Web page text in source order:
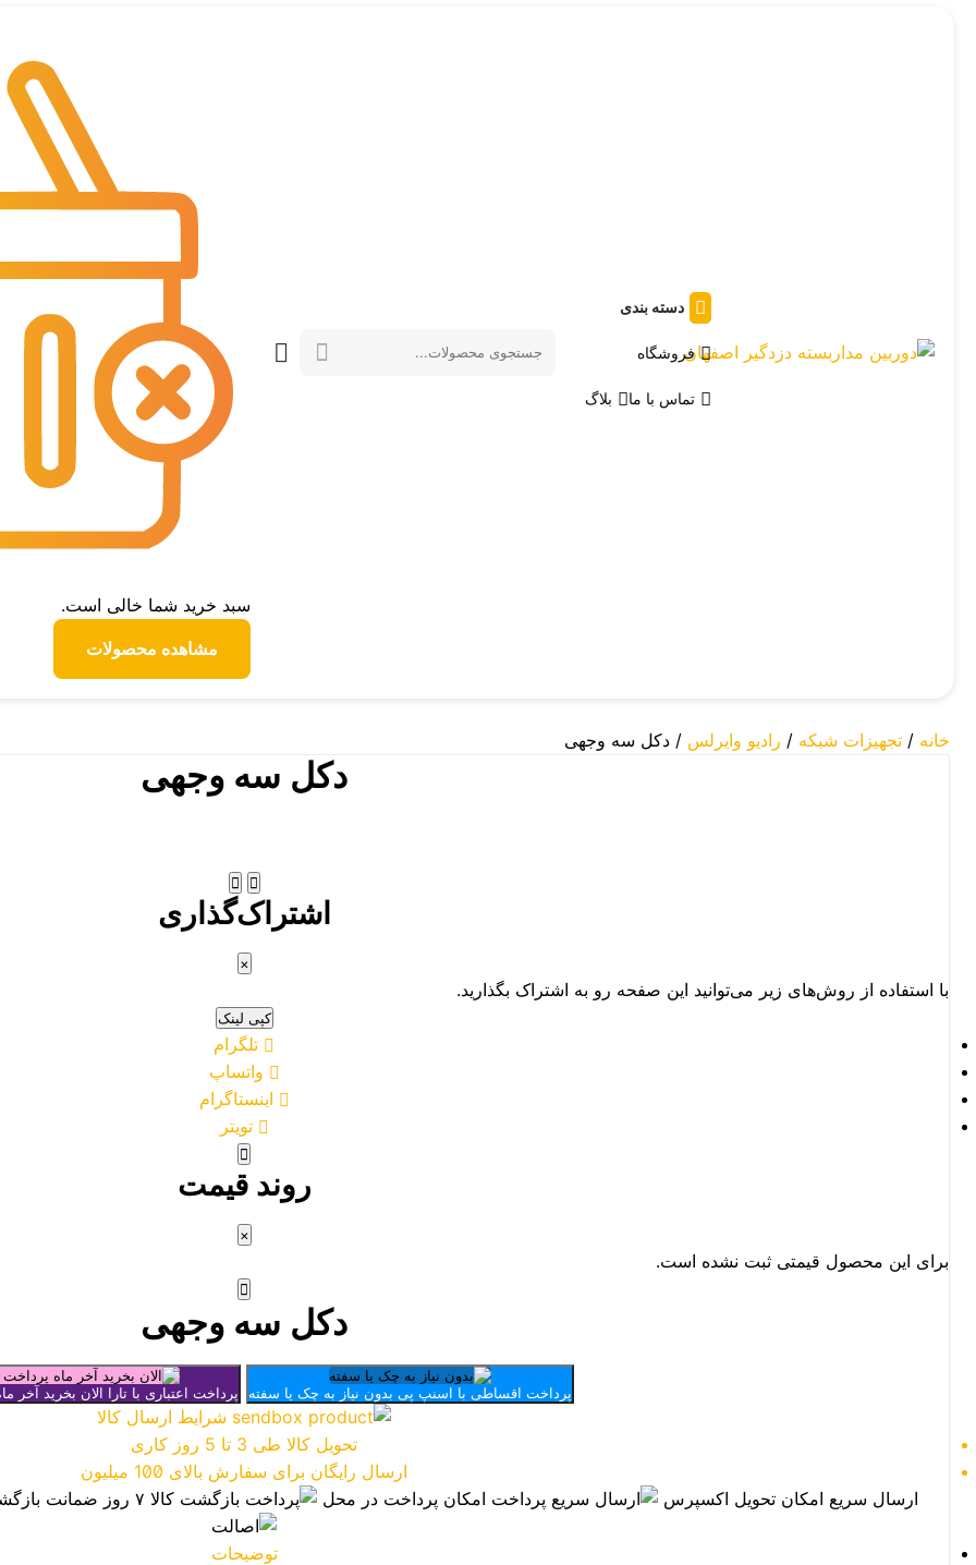
دسته بندی
فروشگاه
تماس با ما بلاگ
Search
سبد خرید شما خالی است.
مشاهده محصولات
خانه / تجهیزات شبکه / رادیو وایرلس / دکل سه وجهی
دکل سه وجهی
اشتراک‌گذاری
×
با استفاده از روش‌های زیر می‌توانید این صفحه رو به اشتراک بگذارید.
کپی لینک
تلگرام
واتساپ
اینستاگرام
تویتر
روند قیمت
×
برای این محصول قیمتی ثبت نشده است.
دکل سه وجهی
پرداخت اقساطی با اسنپ پی بدون نیاز به چک یا سفته پرداخت اعتباری با تارا الان بخرید آخر
شرایط ارسال کالا
تحویل کالا طی 3 تا 5 روز کاری
ارسال رایگان برای سفارش بالای 100 میلیون
ارسال سریع امکان تحویل اکسپرس پرداخت امکان پرداخت در محل بازگشت کالا ۷ روز ضمانت بازگشت کالا
توضیحات